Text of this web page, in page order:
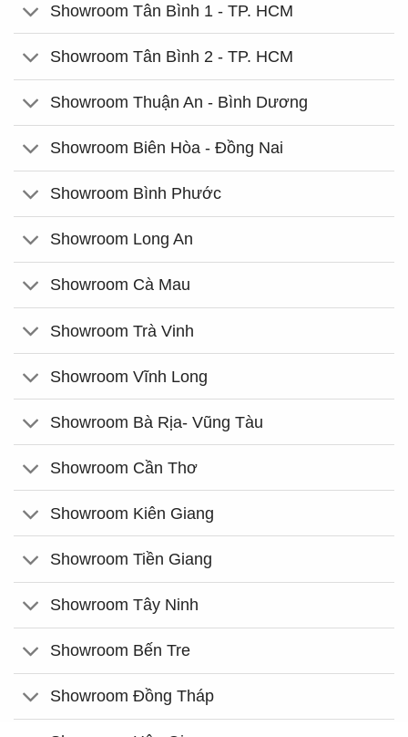
Showroom Tân Bình 1 - TP. HCM
Showroom Tân Bình 2 - TP. HCM
Showroom Thuận An - Bình Dương
Showroom Biên Hòa - Đồng Nai
Showroom Bình Phước
Showroom Long An
Showroom Cà Mau
Showroom Trà Vinh
Showroom Vĩnh Long
Showroom Bà Rịa- Vũng Tàu
Showroom Cần Thơ
Showroom Kiên Giang
Showroom Tiền Giang
Showroom Tây Ninh
Showroom Bến Tre
Showroom Đồng Tháp